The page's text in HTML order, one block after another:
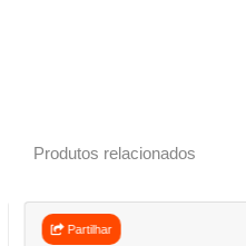
Produtos relacionados
Partilhar